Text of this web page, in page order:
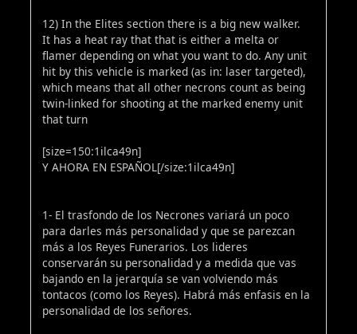
12) In the Elites section there is a big new walker.
It has a heat ray that that is either a melta or
flamer depending on what you want to do. Any unit
hit by this vehicle is marked (as in: laser targeted),
which means that all other necrons count as being
twin-linked for shooting at the marked enemy unit
that turn
[size=150:1ilca49n]
Y AHORA EN ESPAÑOL[/size:1ilca49n]
1- El trasfondo de los Necrones variará un poco
para darles más personalidad y que se parezcan
más a los Reyes Funerarios. Los lideres
conservarán su personalidad y a medida que vas
bajando en la jerarquía se van volviendo más
tontacos (como los Reyes). Habrá más enfasis en la
personalidad de los señores.